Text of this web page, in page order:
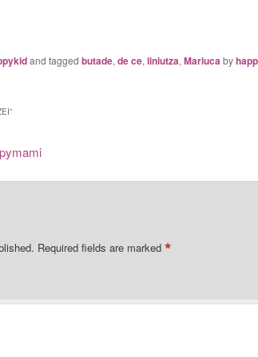
and tagged butade, de ce, liniutza, Mariucaby
”
Required fields are marked *